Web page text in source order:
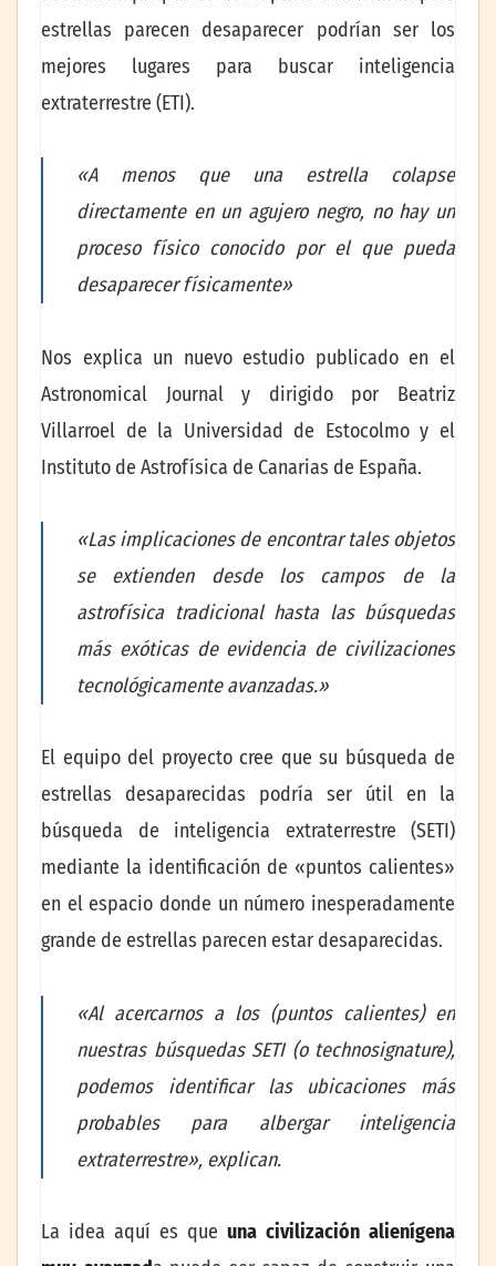
estrellas parecen desaparecer podrían ser los
mejores lugares para buscar inteligencia
extraterrestre (ETI).
«A menos que una estrella colapse
directamente en un agujero negro, no hay un
proceso físico conocido por el que pueda
desaparecer físicamente»
Nos explica un nuevo estudio publicado en el
Astronomical Journal y dirigido por Beatriz
Villarroel de la Universidad de Estocolmo y el
Instituto de Astrofísica de Canarias de España.
«Las implicaciones de encontrar tales objetos
se extienden desde los campos de la
astrofísica tradicional hasta las búsquedas
más exóticas de evidencia de civilizaciones
tecnológicamente avanzadas.»
El equipo del proyecto cree que su búsqueda de
estrellas desaparecidas podría ser útil en la
búsqueda de inteligencia extraterrestre (SETI)
mediante la identificación de «puntos calientes»
en el espacio donde un número inesperadamente
grande de estrellas parecen estar desaparecidas.
«Al acercarnos a los (puntos calientes) en
nuestras búsquedas SETI (o technosignature),
podemos identificar las ubicaciones más
probables para albergar inteligencia
extraterrestre», explican.
La idea aquí es que una civilización alienígena